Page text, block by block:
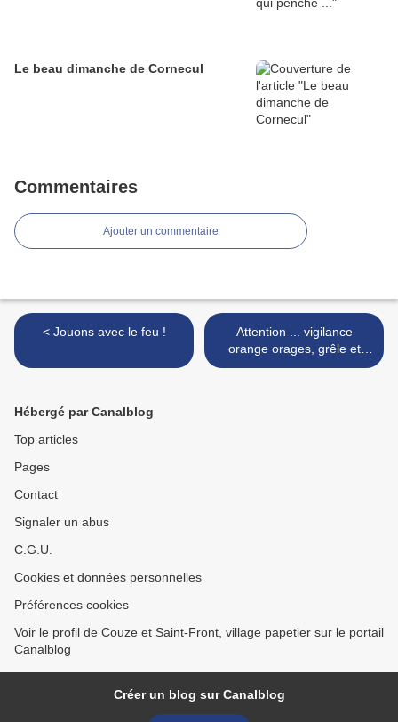
Le beau dimanche de Cornecul
Commentaires
Ajouter un commentaire
< Jouons avec le feu !
Attention ... vigilance
orange orages, grêle et
vents .. >
Hébergé par Canalblog
Top articles
Pages
Contact
Signaler un abus
C.G.U.
Cookies et données personnelles
Préférences cookies
Voir le profil de Couze et Saint-Front, village papetier sur le portail
Canalblog
Créer un blog sur Canalblog